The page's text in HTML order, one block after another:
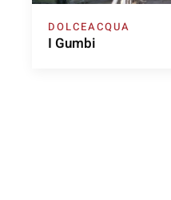
DOLCEACQUA
I Gumbi